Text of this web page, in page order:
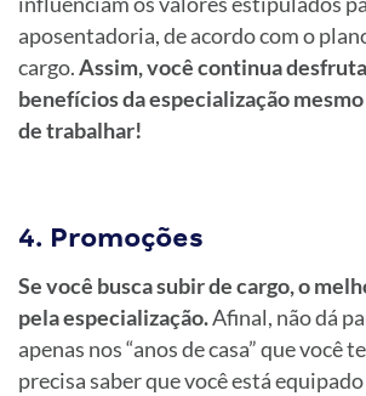
aposentadoria, de acordo com o
cargo.Assim, você continua
benefícios da especialização
de trabalhar!
4. Promoções
Se você busca subir de cargo, o
pela especialização.Afinal, não dá
apenas nos “anos de casa” que você
precisa saber que você está